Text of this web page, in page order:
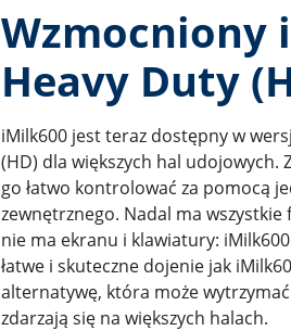
Wzmocniony
Heavy Duty
iMilk600 jest teraz dostępny w
(HD) dla większych hal udojowych.
go łatwo kontrolować za pomocą
zewnętrznego. Nadal ma
nie ma ekranu i klawiatury:
łatwe i skuteczne dojenie jak
alternatywę, która może
zdarzają się na większych halach.